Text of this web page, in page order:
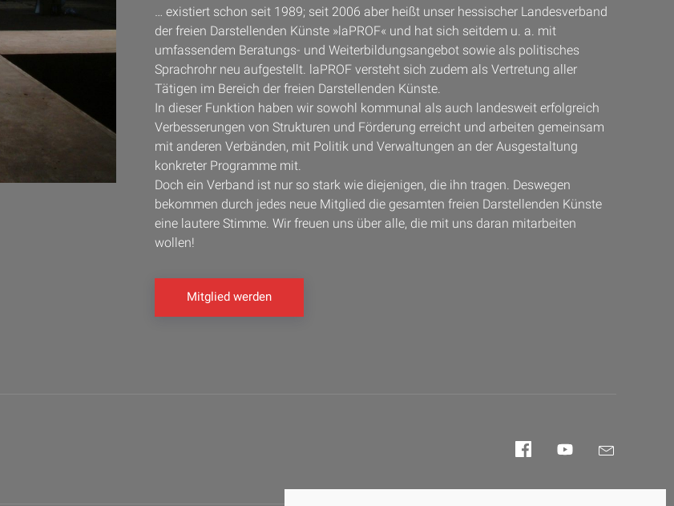
… existiert schon seit 1989; seit 2006 aber heißt unser hessischer Landesverband
der freien Darstellenden Künste »laPROF« und hat sich seitdem u. a. mit
umfassendem Beratungs- und Weiterbildungsangebot sowie als politisches
Sprachrohr neu aufgestellt. laPROF versteht sich zudem als Vertretung aller
Tätigen im Bereich der freien Darstellenden Künste.
In dieser Funktion haben wir sowohl kommunal als auch landesweit erfolgreich
Verbesserungen von Strukturen und Förderung erreicht und arbeiten gemeinsam
mit anderen Verbänden, mit Politik und Verwaltungen an der Ausgestaltung
konkreter Programme mit.
Doch ein Verband ist nur so stark wie diejenigen, die ihn tragen. Deswegen
bekommen durch jedes neue Mitglied die gesamten freien Darstellenden Künste
eine lautere Stimme. Wir freuen uns über alle, die mit uns daran mitarbeiten
wollen!
Mitglied werden
FacebookYouTubeE-
Mail